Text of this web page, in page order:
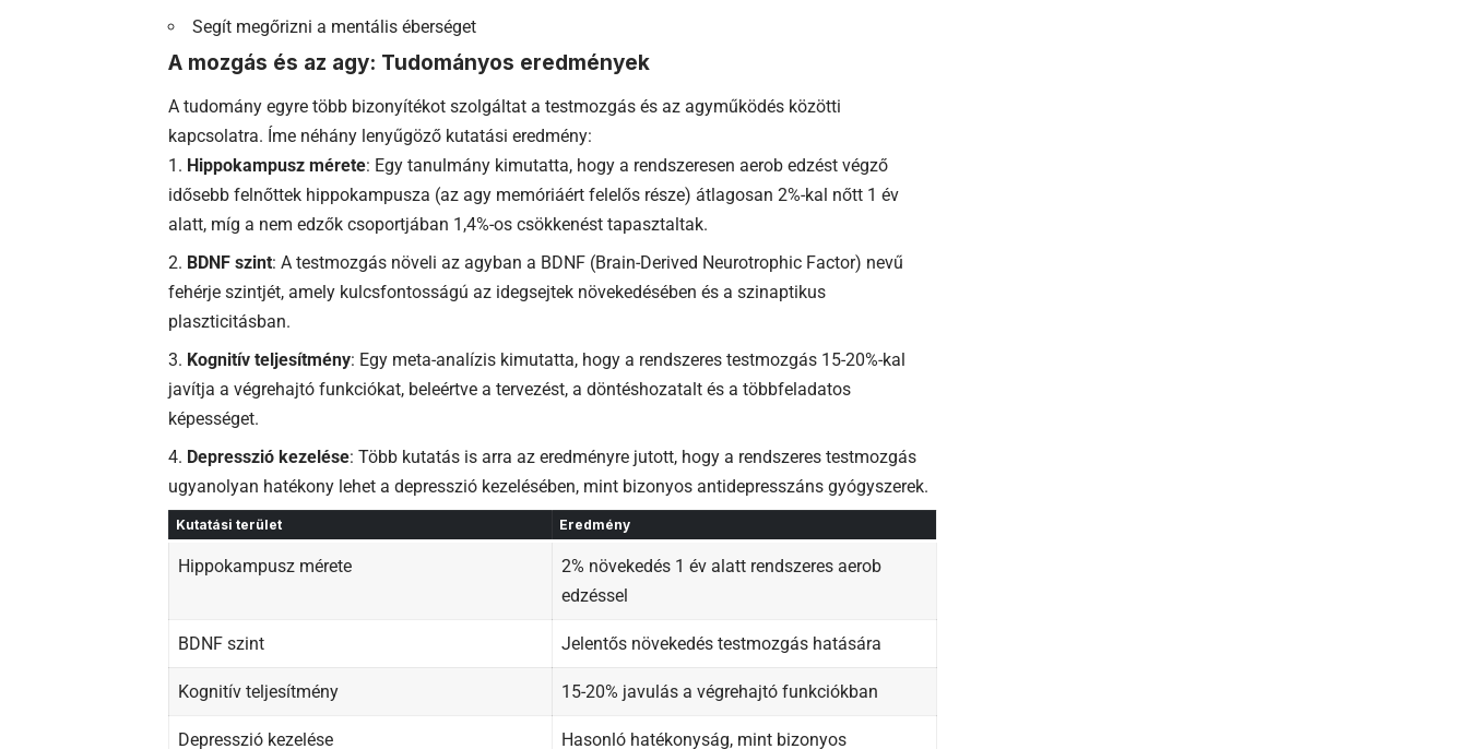
Segít megőrizni a mentális éberséget
A mozgás és az agy: Tudományos eredmények
A tudomány egyre több bizonyítékot szolgáltat a testmozgás és az agyműködés közötti
kapcsolatra. Íme néhány lenyűgöző kutatási eredmény:
Hippokampusz mérete: Egy tanulmány kimutatta, hogy a rendszeresen aerob edzést végző
idősebb felnőttek hippokampusza (az agy memóriáért felelős része) átlagosan 2%-kal nőtt 1 év
alatt, míg a nem edzők csoportjában 1,4%-os csökkenést tapasztaltak.
BDNF szint: A testmozgás növeli az agyban a BDNF (Brain-Derived Neurotrophic Factor) nevű
fehérje szintjét, amely kulcsfontosságú az idegsejtek növekedésében és a szinaptikus
plaszticitásban.
Kognitív teljesítmény: Egy meta-analízis kimutatta, hogy a rendszeres testmozgás 15-20%-kal
javítja a végrehajtó funkciókat, beleértve a tervezést, a döntéshozatalt és a többfeladatos
képességet.
Depresszió kezelése: Több kutatás is arra az eredményre jutott, hogy a rendszeres testmozgás
ugyanolyan hatékony lehet a depresszió kezelésében, mint bizonyos antidepresszáns gyógyszerek.
Kutatási terület Eredmény
Hippokampusz mérete
2% növekedés 1 év alatt rendszeres aerob
edzéssel
BDNF szint Jelentős növekedés testmozgás hatására
Kognitív teljesítmény 15-20% javulás a végrehajtó funkciókban
Depresszió kezelése Hasonló hatékonyság, mint bizonyos